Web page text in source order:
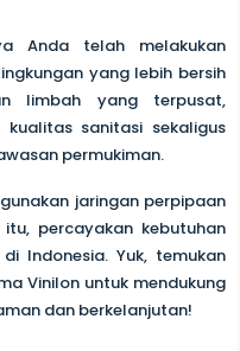
Anda telah melakukan
yang lebih bersih
limbah yang terpusat,
sanitasi sekaligus
permukiman.
jaringan perpipaan
percayakan kebutuhan
Indonesia. Yuk, temukan
Vinilon untuk mendukung
dan berkelanjutan!